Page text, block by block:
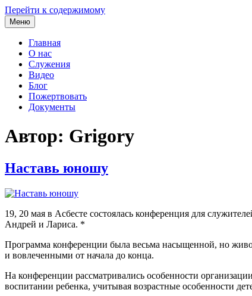
Перейти к содержимому
Меню
Главная
О нас
Служения
Видео
Блог
Пожертвовать
Документы
Автор: Grigory
Наставь юношу
19, 20 мая в Асбесте состоялась конференция для
Андрей и Лариса. *
Программа конференции была весьма насыщенной, но
и вовлеченными от начала до конца.
На конференции рассматривались особенности
воспитании ребенка, учитывая возрастные особенности